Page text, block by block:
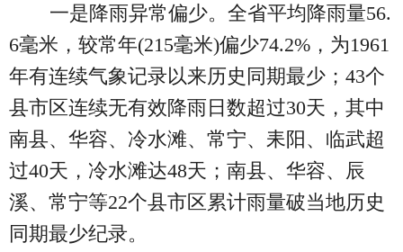
一是降雨异常偏少。全省平均降雨量56.
6毫米，较常年(215毫米)偏少74.2%，为1961
年有连续气象记录以来历史同期最少；43个
县市区连续无有效降雨日数超过30天，其中
南县、华容、冷水滩、常宁、耒阳、临武超
过40天，冷水滩达48天；南县、华容、辰
溪、常宁等22个县市区累计雨量破当地历史
同期最少纪录。